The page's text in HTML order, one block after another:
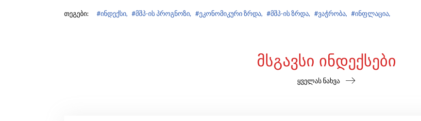
თეგები: #ინდექსი, #მშპ-ის პროგნოზი, #ეკონომიკური ზრდა, #მშპ-ის ზრდა, #ვაჭრობა, #ინფლაცია,
ᲛᲡᲒᲐᲕᲡᲘ ᲘᲜᲓᲔᲥᲡᲔᲑᲘ
ყველას ნახვა